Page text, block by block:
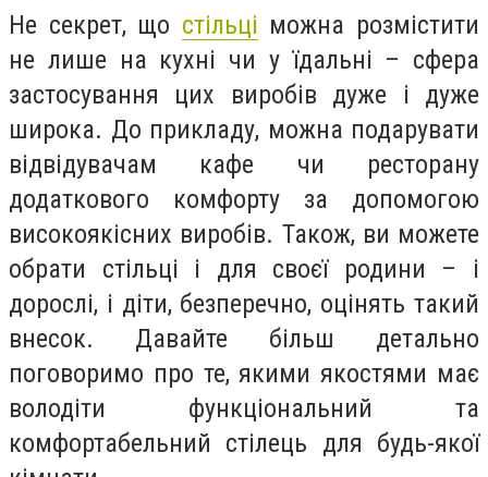
Не секрет, що стільці можна розмістити
не лише на кухні чи у їдальні – сфера
застосування цих виробів дуже і дуже
широка. До прикладу, можна подарувати
відвідувачам кафе чи ресторану
додаткового комфорту за допомогою
високоякісних виробів. Також, ви можете
обрати стільці і для своєї родини – і
дорослі, і діти, безперечно, оцінять такий
внесок. Давайте більш детально
поговоримо про те, якими якостями має
володіти функціональний та
комфортабельний стілець для будь-якої